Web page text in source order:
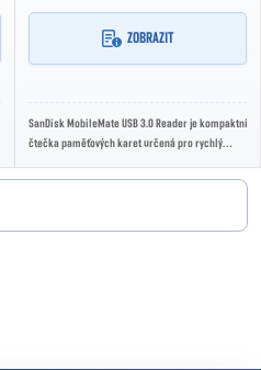
ZOBRAZIT
SanDisk MobileMate USB 3.0 Reader je kompaktní
čtečka paměťových karet určená pro rychlý